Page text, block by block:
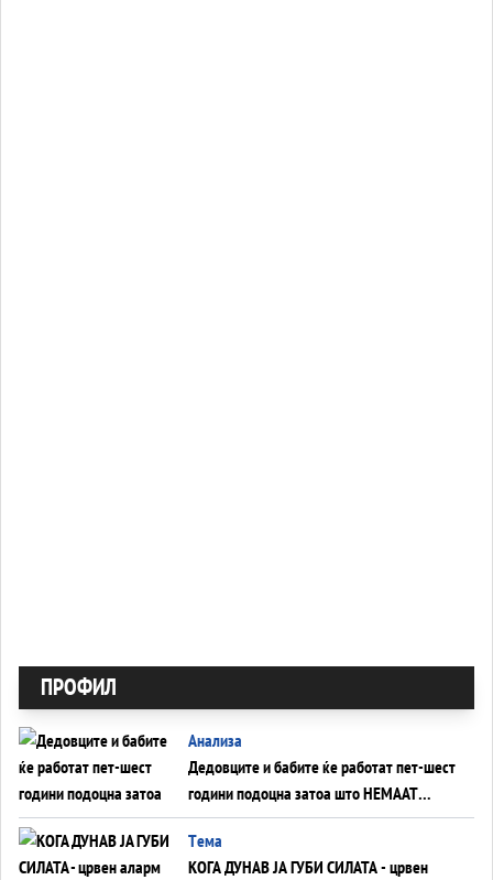
ПРОФИЛ
Анализа
Дедовците и бабите ќе работат пет-шест
години подоцна затоа што НЕМААТ
ВНУЦИ ДА ГИ ЗАМЕНАТ
Tема
КОГА ДУНАВ ЈА ГУБИ СИЛАТА - црвен